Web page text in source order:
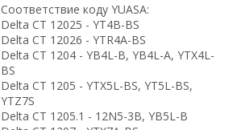
Соответствие коду YUASA:
Delta CT 12025 - YT4B-BS
Delta CT 12026 - YTR4A-BS
Delta CT 1204 - YB4L-B, YB4L-A, YTX4L-
BS
Delta CT 1205 - YTX5L-BS, YT5L-BS,
YTZ7S
Delta CT 1205.1 - 12N5-3B, YB5L-B